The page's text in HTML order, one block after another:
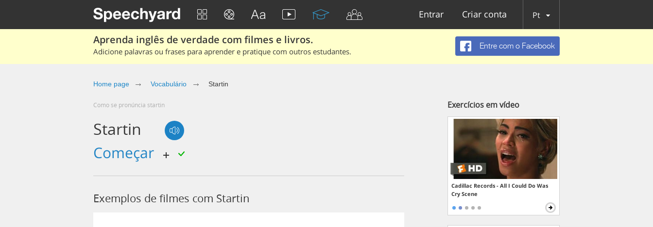
Entrar Criar conta Pt
Aprenda inglês de verdade com filmes e livros.
Adicione palavras ou frases para aprender e pratique com outros estudantes.
Entre com o Facebook
Home page Vocabulário Startin
Como se pronúncia startin
Startin
começar
Exemplos de filmes com Startin
Exercícios em vídeo
Cadillac Records - All I Could Do Was
Cry Scene